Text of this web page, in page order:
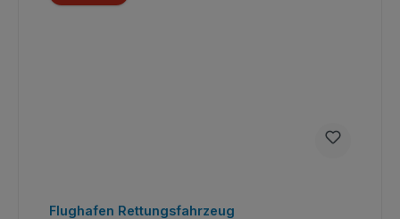
Flughafen Rettungsfahrzeug